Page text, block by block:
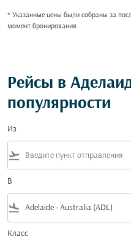
* Указанные цены были собраны за
момент бронирования.
Рейсы в
популярности
Из
flight_takeoff
В
flight_land
Класс